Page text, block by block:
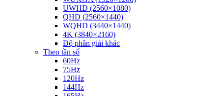
UWHD (2560×1080)
QHD (2560×1440)
WQHD (3440×1440)
4K (3840×2160)
Độ phân giải khác
Theo tần số
60Hz
75Hz
120Hz
144Hz